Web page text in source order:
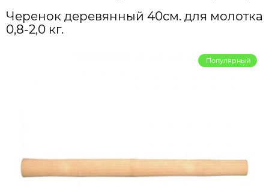
Черенок деревянный 40см. для молотка
0,8-2,0 кг.
Популярный